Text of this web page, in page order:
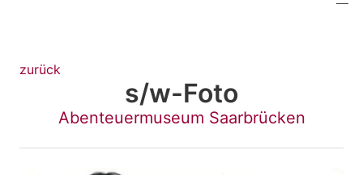
zurück
s/w-Foto
Abenteuermuseum Saarbrücken